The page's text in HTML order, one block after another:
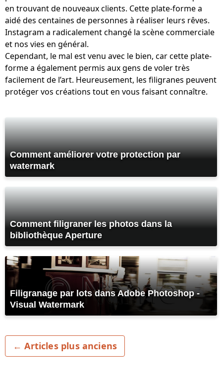
en trouvant de nouveaux clients. Cette plate-forme a
aidé des centaines de personnes à réaliser leurs rêves.
Instagram a radicalement changé la scène commerciale
et nos vies en général.
Cependant, le mal est venu avec le bien, car cette plate-
forme a également permis aux gens de voler très
facilement de l’art. Heureusement, les filigranes peuvent
protéger vos créations tout en vous faisant connaître.
Comment améliorer votre protection par
watermark
Comment filigraner les photos dans la
bibliothèque Aperture
Filigranage par lots dans Adobe Photoshop -
Visual Watermark
← Articles plus anciens